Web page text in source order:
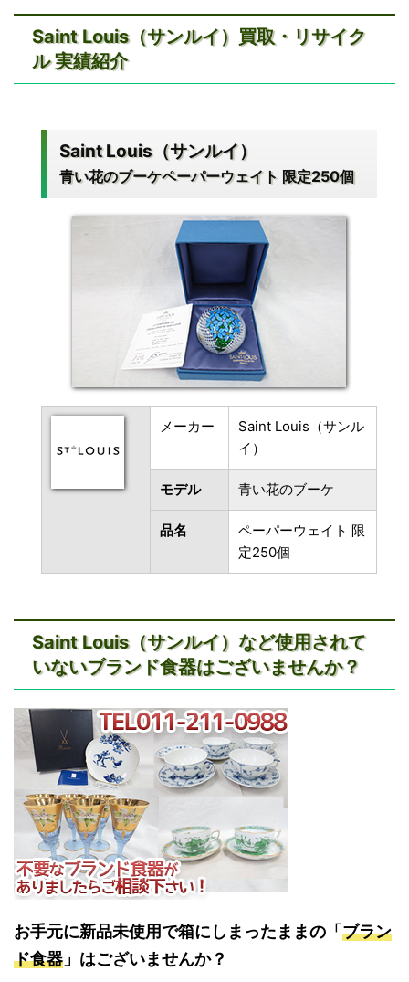
Saint Louis（サンルイ）買取・リサイク
ル 実績紹介
Saint Louis（サンルイ）
青い花のブーケペーパーウェイト 限定250個
メーカー
Saint Louis（サンル
イ）
モデル 青い花のブーケ
品名
ペーパーウェイト 限
定250個
Saint Louis（サンルイ）など使用されて
いないブランド食器はございませんか？
お手元に新品未使用で箱にしまったままの「ブラン
ド食器 」はございませんか？